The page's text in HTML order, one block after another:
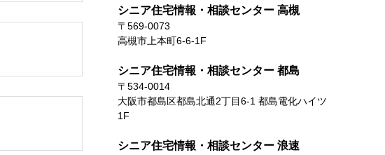
シニア住宅情報・相談センター 高槻
〒569-0073
高槻市上本町6-6-1F
シニア住宅情報・相談センター 都島
〒534-0014
大阪市都島区都島北通2丁目6-1 都島電化ハイツ
1F
シニア住宅情報・相談センター 浪速